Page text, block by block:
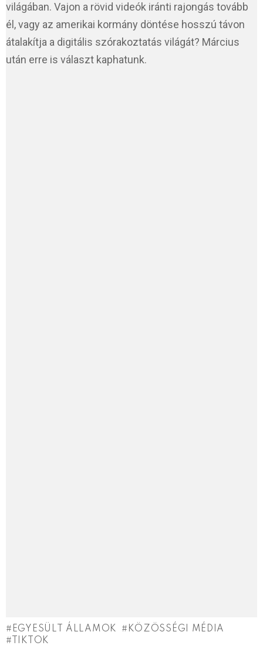
világában. Vajon a rövid videók iránti rajongás tovább
él, vagy az amerikai kormány döntése hosszú távon
átalakítja a digitális szórakoztatás világát? Március
után erre is választ kaphatunk.
EGYESÜLT ÁLLAMOK
KÖZÖSSÉGI MÉDIA
TIKTOK